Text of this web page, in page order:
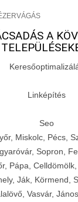
A
Linképítés
Seo
Miskolc, Pécs,
Sopron,
Pápa, Celldömölk,
Ják, Körmend,
Vasvár,